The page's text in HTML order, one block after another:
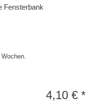
Fensterbank
4,10 € *